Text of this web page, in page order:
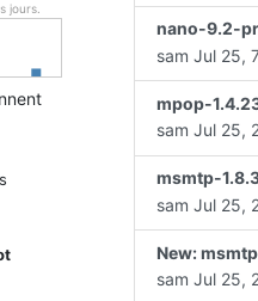
jours.
nano-9.2-
sam Jul 25,
mpop-
sam Jul 25,
msmtp-
sam Jul 25,
New:
sam Jul 25,